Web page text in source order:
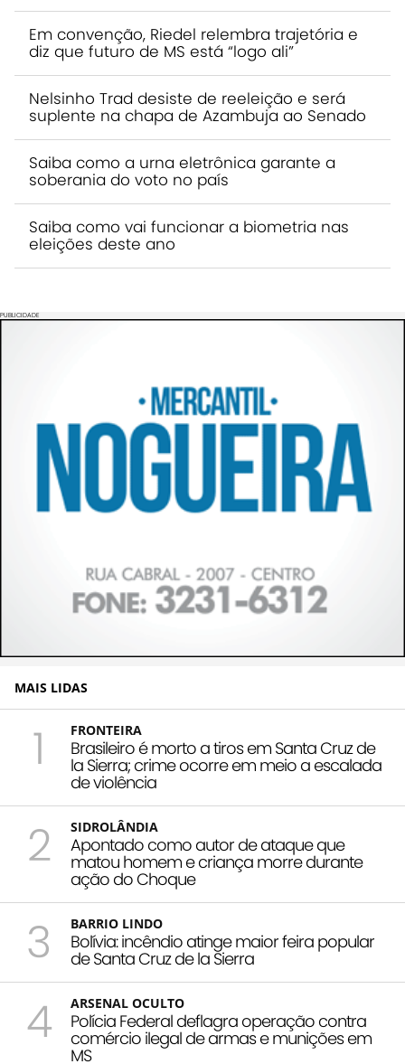
Em convenção, Riedel relembra trajetória e
diz que futuro de MS está “logo ali”
Nelsinho Trad desiste de reeleição e será
suplente na chapa de Azambuja ao Senado
Saiba como a urna eletrônica garante a
soberania do voto no país
Saiba como vai funcionar a biometria nas
eleições deste ano
PUBLICIDADE
MAIS LIDAS
1 FRONTEIRA
Brasileiro é morto a tiros em Santa Cruz de
la Sierra; crime ocorre em meio a escalada
de violência
2 SIDROLÂNDIA
Apontado como autor de ataque que
matou homem e criança morre durante
ação do Choque
3 BARRIO LINDO
Bolívia: incêndio atinge maior feira popular
de Santa Cruz de la Sierra
4 ARSENAL OCULTO
Polícia Federal deflagra operação contra
comércio ilegal de armas e munições em
MS